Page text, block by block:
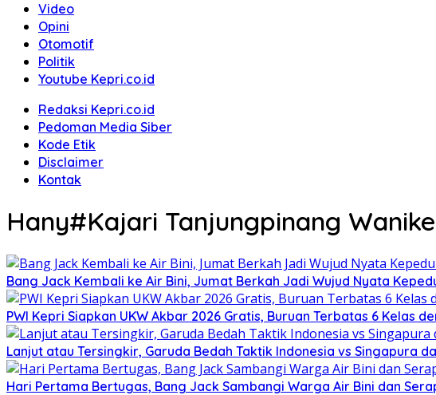
Video
Opini
Otomotif
Politik
Youtube Kepri.co.id
Redaksi Kepri.co.id
Pedoman Media Siber
Kode Etik
Disclaimer
Kontak
Hany#Kajari Tanjungpinang
Bang Jack Kembali ke Air Bini, Jumat Berkah Jadi Wujud Nyata
PWI Kepri Siapkan UKW Akbar 2026 Gratis, Buruan Terbatas 6 Kelas
Lanjut atau Tersingkir, Garuda Bedah Taktik Indonesia vs Singapura
Hari Pertama Bertugas, Bang Jack Sambangi Warga Air Bini dan